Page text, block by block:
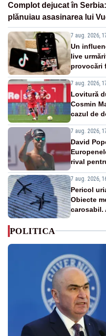
Complot dejucat în
plănuiau asasinarea lui
7 aug. 2026,
Un
live
provocări
7 aug. 2026,
Lovitură
Cosmin
cazul de
7 aug. 2026,
David
rival
7 aug. 2026,
Pericol
Obiecte
carosabil.
POLITICA